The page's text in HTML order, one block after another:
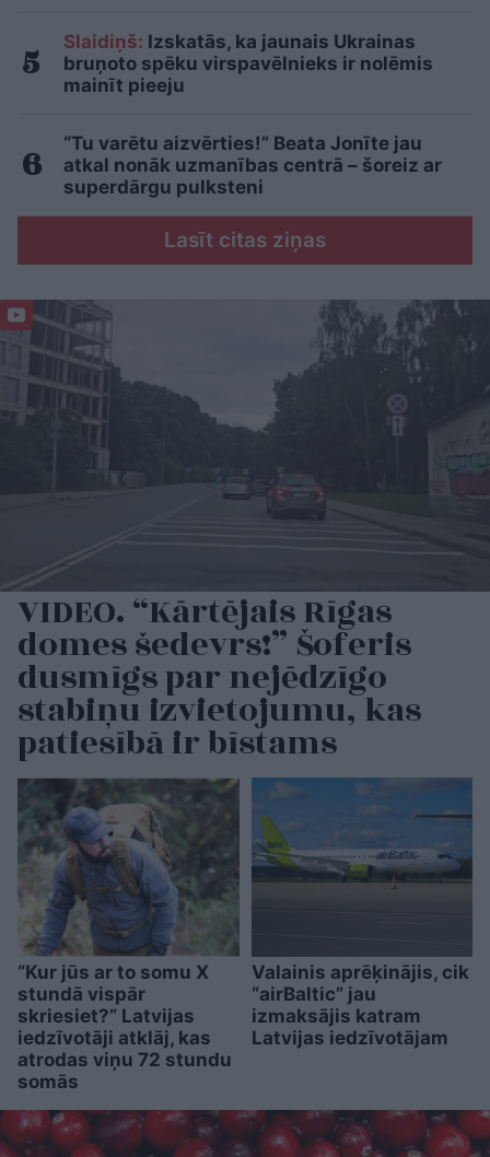
Slaidiņš: Izskatās, ka jaunais Ukrainas
bruņoto spēku virspavēlnieks ir nolēmis
mainīt pieeju
“Tu varētu aizvērties!” Beata Jonīte jau
atkal nonāk uzmanības centrā – šoreiz ar
superdārgu pulksteni
Lasīt citas ziņas
VIDEO. “Kārtējais Rīgas
domes šedevrs!” Šoferis
dusmīgs par nejēdzīgo
stabiņu izvietojumu, kas
patiesībā ir bīstams
“Kur jūs ar to somu X
stundā vispār
skriesiet?” Latvijas
iedzīvotāji atklāj, kas
atrodas viņu 72 stundu
somās
Valainis aprēķinājis, cik
“airBaltic” jau
izmaksājis katram
Latvijas iedzīvotājam